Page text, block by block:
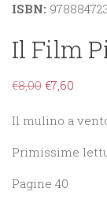
ISBN:
Il Film
€8,00 €7,60
Il mulino a
Primissime
Pagine 40